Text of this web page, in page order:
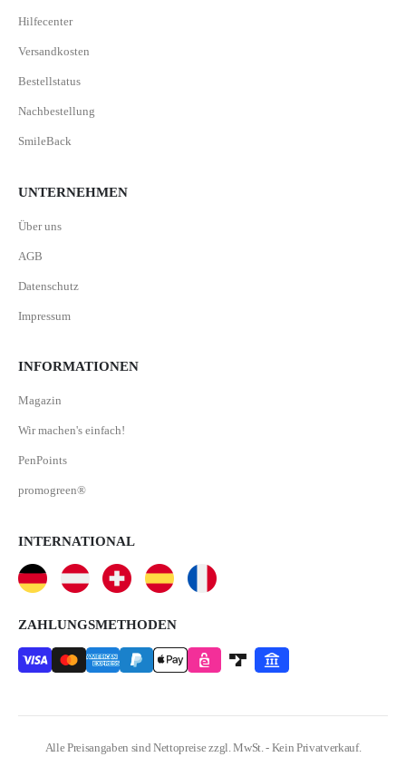
Hilfecenter
Versandkosten
Bestellstatus
Nachbestellung
SmileBack
UNTERNEHMEN
Über uns
AGB
Datenschutz
Impressum
INFORMATIONEN
Magazin
Wir machen's einfach!
PenPoints
promogreen®
INTERNATIONAL
ZAHLUNGSMETHODEN
Alle Preisangaben sind Nettopreise zzgl. MwSt. - Kein Privatverkauf.